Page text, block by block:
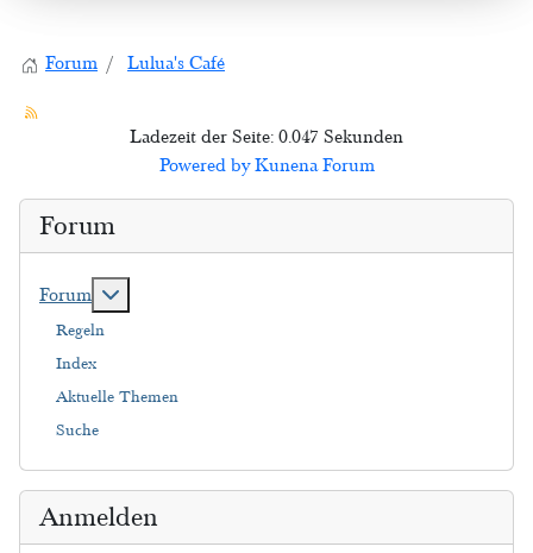
Forum Lulua's Café
Ladezeit der Seite: 0.047 Sekunden
Powered by Kunena Forum
Forum
Forum
Regeln
Index
Aktuelle Themen
Suche
Anmelden